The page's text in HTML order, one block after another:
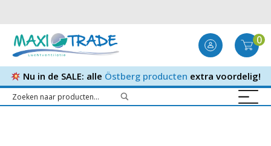
0
Nu in de SALE: alle Östberg producten extra voordelig!